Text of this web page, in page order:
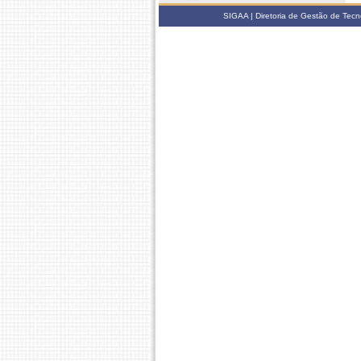
SIGAA | Diretoria de Gestão de